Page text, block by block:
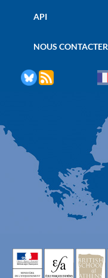
API
NOUS CONTACTER